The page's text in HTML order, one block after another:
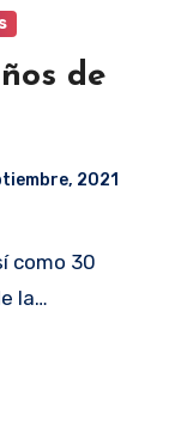
de
2021
la…